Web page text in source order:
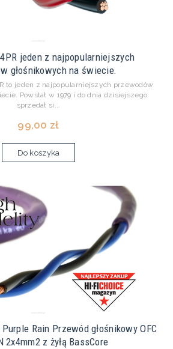
jeden z najpopularniejszych
głośnikowych na świecie.
to jeden z najpopularniejszych przewodów
Powstał w 1979 i do dnia dzisiejszego
sprzedał si...
99,00 zł
Do koszyka
Rain Przewód głośnikowy OFC
2x4mm2 z żyłą BassCore